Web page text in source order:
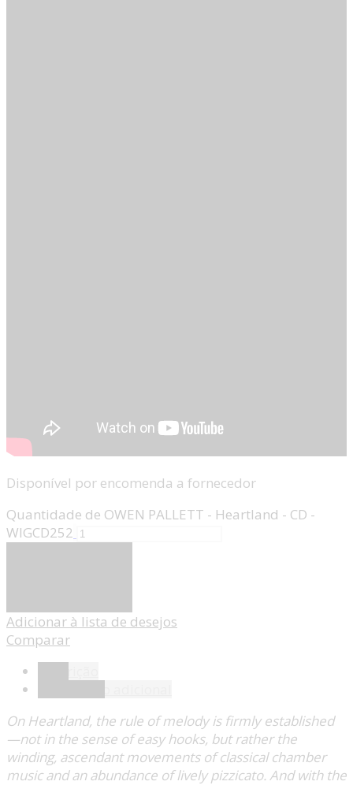
Disponível por encomenda a fornecedor
Quantidade de OWEN PALLETT - Heartland - CD -
WIGCD252
Adicionar à lista de desejos
Comparar
On Heartland, the rule of melody is firmly established
—not in the sense of easy hooks, but rather the
winding, ascendant movements of classical chamber
music and an abundance of lively pizzicato. And with the